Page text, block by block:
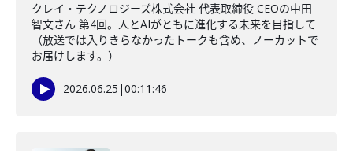
クレイ・テクノロジーズ株式会社 代表取締役 CEOの中田
智文さん 第4回。人とAIがともに進化する未来を目指して
（放送では入りきらなかったトークも含め、ノーカットで
お届けします。）
2026.06.25 |00:11:46